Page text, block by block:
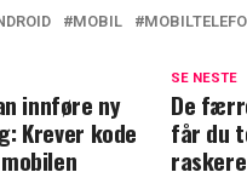
MOBIL
SE NESTE
De
får du
raskere
innføre ny
Krever kode